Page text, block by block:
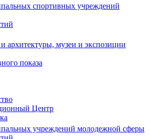
спортивных учреждений
архитектуры, музеи и экспозиции
показа
Центр
учреждений молодежной сферы